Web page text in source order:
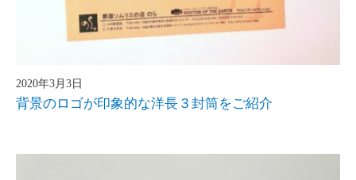
2020年3月3日
背景のロゴが印象的な洋長３封筒をご紹介